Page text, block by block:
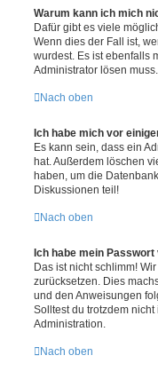
Warum kann ich mich
Dafür gibt es viele
Wenn dies der Fall ist,
wurdest. Es ist ebenfalls
Administrator lösen muss.
Nach oben
Ich habe mich vor
Es kann sein, dass ein
hat. Außerdem löschen
haben, um die
Diskussionen teil!
Nach oben
Ich habe mein
Das ist nicht schlimm!
zurücksetzen. Dies
und den Anweisungen
Solltest du trotzdem
Administration.
Nach oben